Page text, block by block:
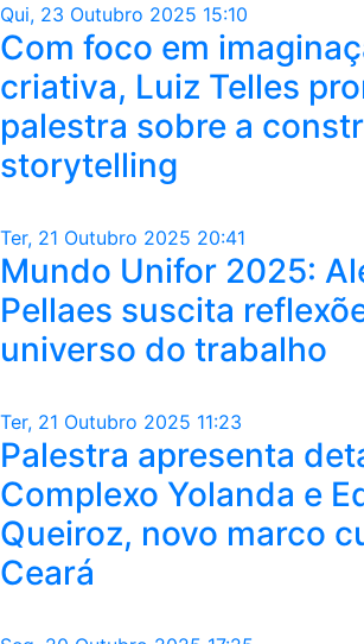
Qui, 23 Outubro 2025 15:10
Com foco em
criativa, Luiz Telles
palestra sobre a
storytelling
Ter, 21 Outubro 2025 20:41
Mundo Unifor 2025:
Pellaes suscita
universo do trabalho
Ter, 21 Outubro 2025 11:23
Palestra apresenta
Complexo Yolanda e
Queiroz, novo marco
Ceará